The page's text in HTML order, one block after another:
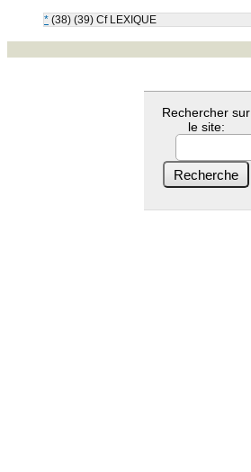
* (38) (39) Cf LEXIQUE
Rechercher sur
le site: